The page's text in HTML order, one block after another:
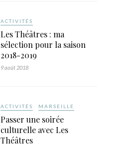
ACTIVITÉS
Les Théâtres : ma
sélection pour la saison
2018-2019
9 août 2018
ACTIVITÉS MARSEILLE
Passer une soirée
culturelle avec Les
Théâtres